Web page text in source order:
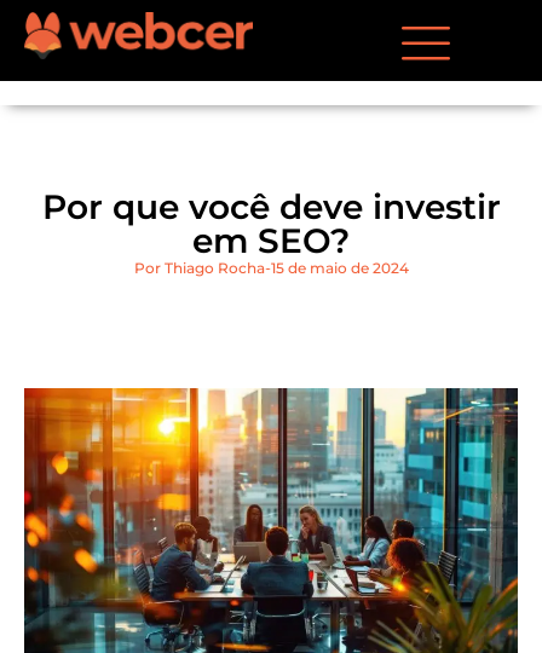
Por que você deve investir
em SEO?
PorThiago Rocha 15 de maio de 2024